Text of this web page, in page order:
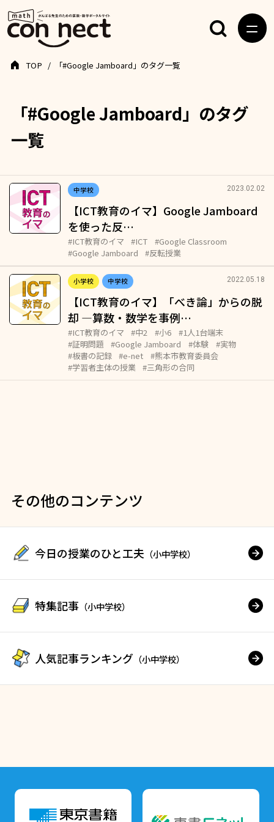
「#Google Jamboard」のタグ
一覧
TOP 「#Google Jamboard」のタグ一覧
中学校 2023.02.02
【ICT教育のイマ】Google Jamboard
を使った反…
#ICT教育のイマ #ICT
#Google Classroom
#Google Jamboard
#反転授業
小学校 中学校 2022.05.18
【ICT教育のイマ】「べき論」からの脱
却 ―算数・数学を事例…
#ICT教育のイマ #中2 #小6
#1人1台端末
#証明問題
#Google Jamboard #体験
#実物
#板書の記録
#e-net
#熊本市教育委員会
#学習者主体の授業
#三角形の合同
その他のコンテンツ
今日の授業のひと工夫 （小中学校）
特集記事 （小中学校）
人気記事ランキング （小中学校）